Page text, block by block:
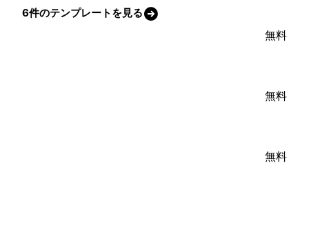
6件のテンプレートを見る
無料
無料
無料